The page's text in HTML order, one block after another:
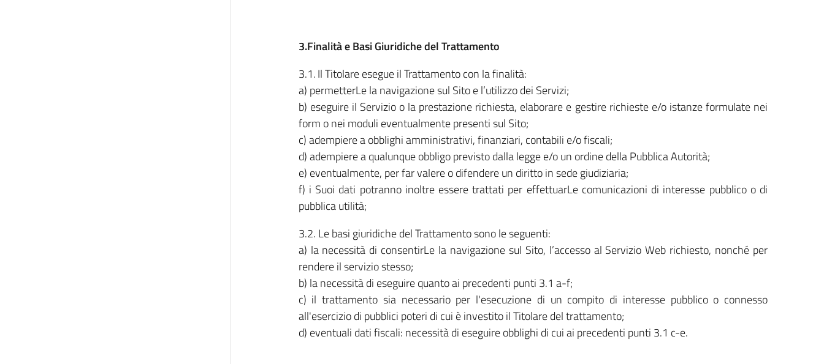
3.Finalità e Basi Giuridiche del Trattamento
3.1.Il Titolare esegue il Trattamento con la finalità:
a) permetterLe la navigazione sul Sito e l’utilizzo dei Servizi;
b) eseguire il Servizio o la prestazione richiesta, elaborare e gestire richieste e/o istanze formulate nei
form o nei moduli eventualmente presenti sul Sito;
c) adempiere a obblighi amministrativi, finanziari, contabili e/o fiscali;
d) adempiere a qualunque obbligo previsto dalla legge e/o un ordine della Pubblica Autorità;
e) eventualmente, per far valere o difendere un diritto in sede giudiziaria;
f) i Suoi dati potranno inoltre essere trattati per effettuarLe comunicazioni di interesse pubblico o di
pubblica utilità;
3.2. Le basi giuridiche del Trattamento sono le seguenti:
a) la necessità di consentirLe la navigazione sul Sito, l’accesso al Servizio Web richiesto, nonché per
rendere il servizio stesso;
b) la necessità di eseguire quanto ai precedenti punti 3.1 a-f;
c) il trattamento sia necessario per l'esecuzione di un compito di interesse pubblico o connesso
all'esercizio di pubblici poteri di cui è investito il Titolare del trattamento;
d) eventuali dati fiscali: necessità di eseguire obblighi di cui ai precedenti punti 3.1 c-e.